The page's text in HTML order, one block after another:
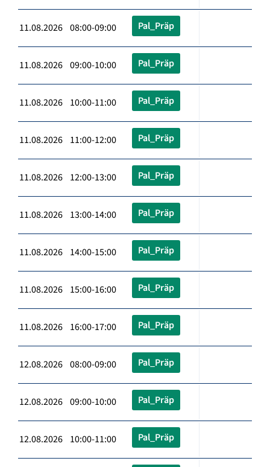
11.08.2026 08:00-09:00 Pal_Präp
11.08.2026 09:00-10:00 Pal_Präp
11.08.2026 10:00-11:00 Pal_Präp
11.08.2026 11:00-12:00 Pal_Präp
11.08.2026 12:00-13:00 Pal_Präp
11.08.2026 13:00-14:00 Pal_Präp
11.08.2026 14:00-15:00 Pal_Präp
11.08.2026 15:00-16:00 Pal_Präp
11.08.2026 16:00-17:00 Pal_Präp
12.08.2026 08:00-09:00 Pal_Präp
12.08.2026 09:00-10:00 Pal_Präp
12.08.2026 10:00-11:00 Pal_Präp